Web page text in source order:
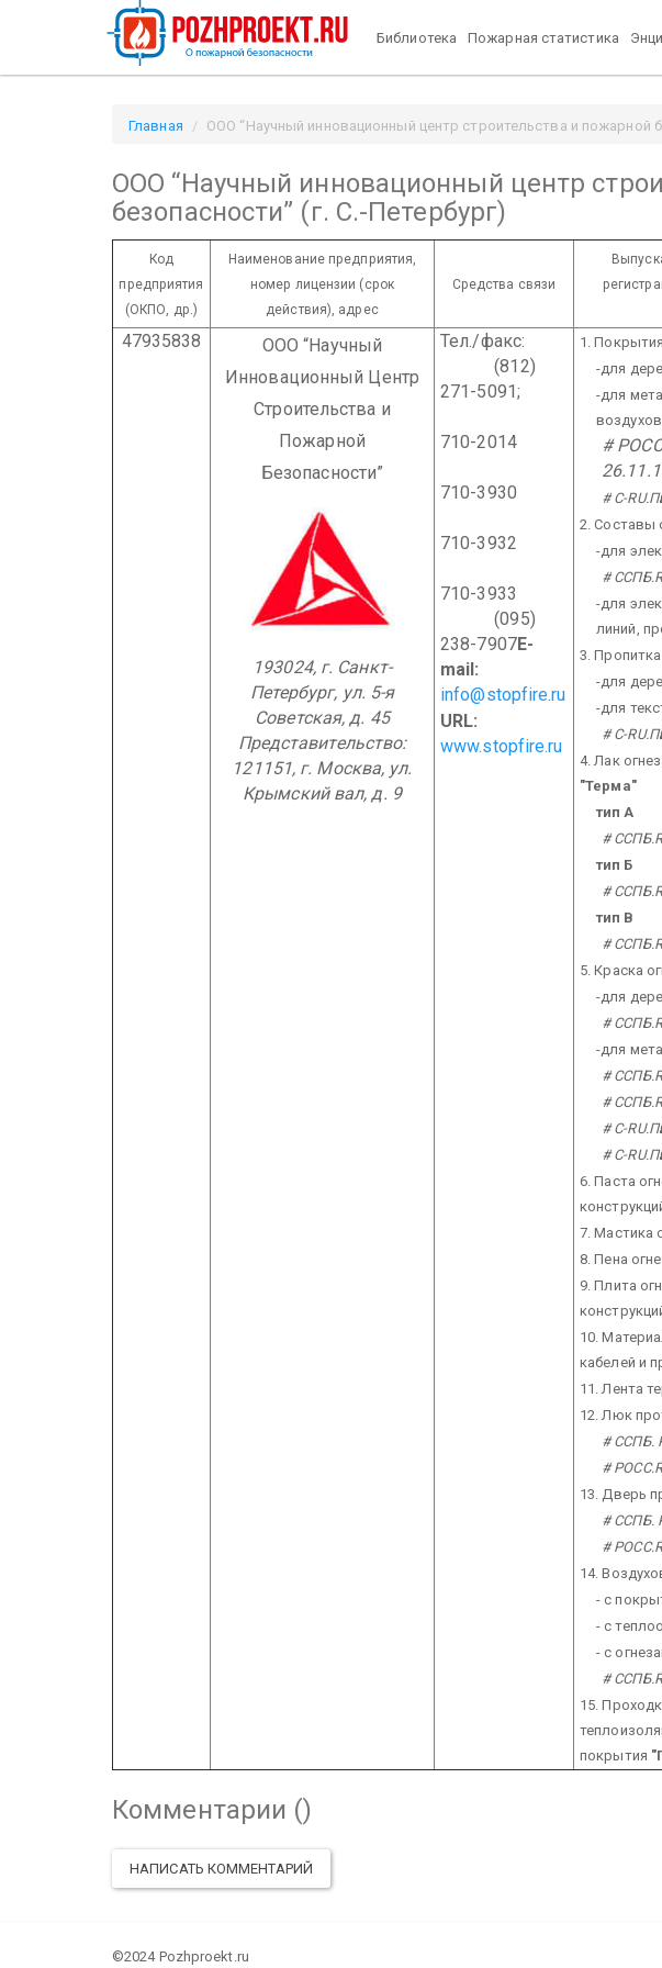
Библиотека Пожарная статистика
Главная ООО “Научный инновационный центр строительства и пожарной
ООО “Научный инновационный центр
безопасности” (г. С.-Петербург)
Код
предприятия
(ОКПО, др.)
Наименование предприятия,
номер лицензии (срок
действия), адрес
Средства связи
47935838
ООО “Научный
Инновационный Центр
Строительства и
Пожарной
Безопасности”
193024, г. Санкт-
Петербург, ул. 5-я
Советская, д. 45
Представительство:
121151, г. Москва, ул.
Крымский вал, д. 9
Тел./факс:
(812)
271-5091;
710-2014
710-3930
710-3932
710-3933
(095)
238-7907E-
mail:
info@stopfire.ru
URL:
www.stopfire.ru
1.
-для
-для
# РОСС
# С-
2. Составы
-для
#
-для
линий,
3.
-для
-для
# С-
4. Лак
"Терма"
тип А
#
тип Б
#
тип В
#
5. Краска
-для
#
-для
#
#
# С-
# С-
6. Паста
7. Мастика
8. Пена
9. Плита
10.
кабелей и
11. Лента
12. Люк
# ССПБ.
#
13. Дверь
# ССПБ.
#
14.
- с
- с
- с
#
15.
покрытия
Комментарии ()
НАПИСАТЬ КОММЕНТАРИЙ
©2024 Pozhproekt.ru